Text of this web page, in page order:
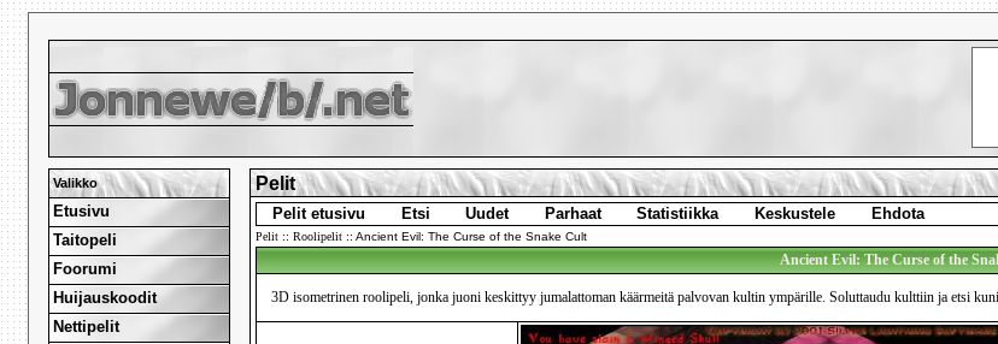
Valikko
Etusivu
Taitopeli
Foorumi
Huijauskoodit
Nettipelit
Pelit
Pelit etusivu Etsi Uudet Parhaat Statistiikka Keskustele Ehdota
Pelit ::Roolipelit ::Ancient Evil: The Curse of the Snake Cult
Ancient Evil: The Curse of the
3D isometrinen roolipeli, jonka juoni keskittyy jumalattoman käärmeitä palvovan kultin ympärille. Soluttaudu kulttiin ja etsi